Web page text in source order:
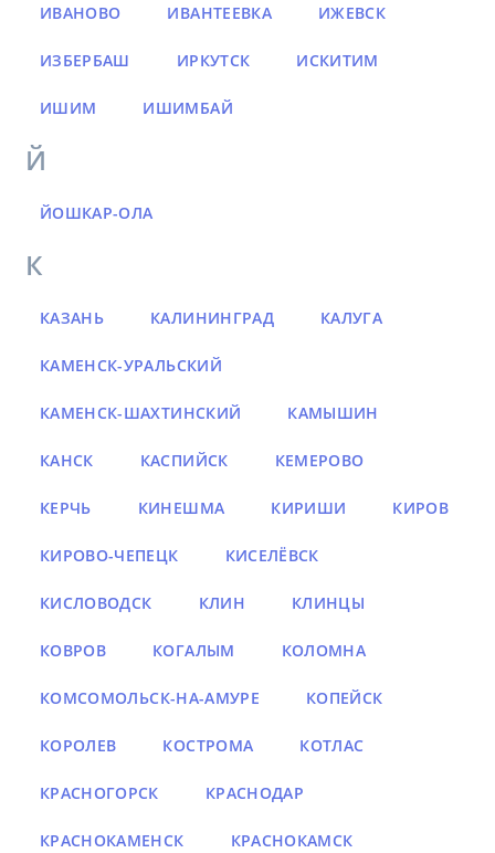
ИВАНОВО ИВАНТЕЕВКА ИЖЕВСК
ИЗБЕРБАШ ИРКУТСК ИСКИТИМ
ИШИМ ИШИМБАЙ
Й
ЙОШКАР-ОЛА
К
КАЗАНЬ КАЛИНИНГРАД КАЛУГА
КАМЕНСК-УРАЛЬСКИЙ
КАМЕНСК-ШАХТИНСКИЙ КАМЫШИН
КАНСК КАСПИЙСК КЕМЕРОВО
КЕРЧЬ КИНЕШМА КИРИШИ КИРОВ
КИРОВО-ЧЕПЕЦК КИСЕЛЁВСК
КИСЛОВОДСК КЛИН КЛИНЦЫ
КОВРОВ КОГАЛЫМ КОЛОМНА
КОМСОМОЛЬСК-НА-АМУРЕ КОПЕЙСК
КОРОЛЕВ КОСТРОМА КОТЛАС
КРАСНОГОРСК КРАСНОДАР
КРАСНОКАМЕНСК КРАСНОКАМСК